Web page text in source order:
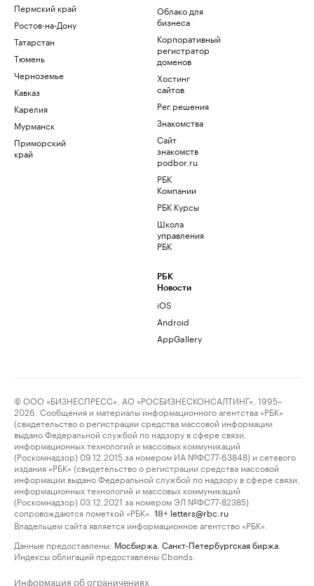
Пермский край
Ростов-на-Дону
Татарстан
Тюмень
Черноземье
Кавказ
Карелия
Мурманск
Приморский
край
Облако для
бизнеса
Корпоративный
регистратор
доменов
Хостинг
сайтов
Рег.решения
Знакомства
Сайт
знакомств
podbor.ru
РБК
Компании
РБК Курсы
Школа
управления
РБК
РБК
Новости
iOS
Android
AppGallery
© ООО «БИЗНЕСПРЕСС», АО «РОСБИЗНЕСКОНСАЛТИНГ», 1995–
2026. Сообщения и материалы информационного агентства «РБК»
(свидетельство о регистрации средства массовой информации
выдано Федеральной службой по надзору в сфере связи,
информационных технологий и массовых коммуникаций
(Роскомнадзор) 09.12.2015 за номером ИА №ФС77-63848) и сетевого
издания «РБК» (свидетельство о регистрации средства массовой
информации выдано Федеральной службой по надзору в сфере связи,
информационных технологий и массовых коммуникаций
(Роскомнадзор) 03.12.2021 за номером ЭЛ №ФС77-82385)
сопровождаются пометкой «РБК».
18+ letters@rbc.ru
Владельцем сайта является информационное агентство «РБК».
Данные предоставлены: Мосбиржа Санкт-Петербургская биржа
Индексы облигаций предоставлены Cbonds.
Информация об ограничениях